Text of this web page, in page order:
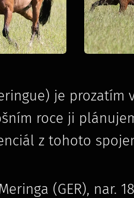
je prozatím
roce ji
z tohoto
(GER), nar.